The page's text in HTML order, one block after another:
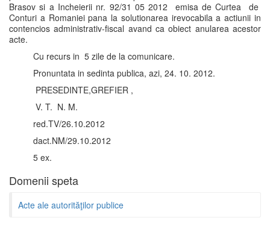
Brasov si a Incheierii nr. 92/31 05 2012 emisa de Curtea de
Conturi a Romaniei pana la solutionarea irevocabila a actiunii in
contencios administrativ-fiscal avand ca obiect anularea acestor
acte.
Cu recurs in 5 zile de la comunicare.
Pronuntata in sedinta publica, azi, 24. 10. 2012.
PRESEDINTE,GREFIER ,
V. T. N. M.
red.TV/26.10.2012
dact.NM/29.10.2012
5 ex.
Domenii speta
Acte ale autorităţilor publice